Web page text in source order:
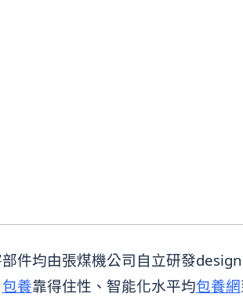
件均由張煤機公司自立研發
包養靠得住性、智能化水平均包養網